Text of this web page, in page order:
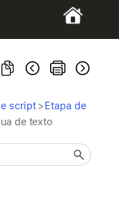
script >Etapa de
de texto